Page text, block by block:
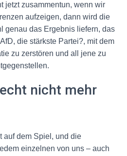
jetzt zusammentun, wenn wir
aufzeigen, dann wird die
genau das Ergebnis liefern, das
die stärkste Partei?, mit dem
zu zerstören und all jene zu
nicht mehr
auf dem Spiel, und die
einzelnen von uns – auch